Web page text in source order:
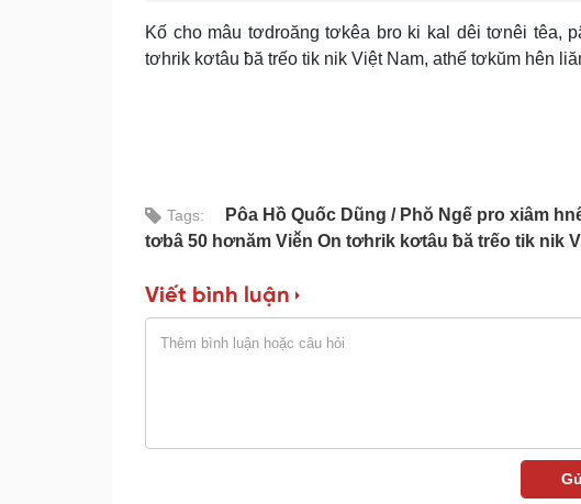
Kố cho mâu tơdroăng tơkêa bro ki kal dêi tơnêi têa,
tơhrik kơtâu ƀă trếo tik nik Việt Nam, athế tơkŭm hên
Tags: Pôa Hồ Quốc Dũng
Phŏ Ngế pro xiâm
tơbâ 50 hơnăm Viê̆n On tơhrik kơtâu ƀă trếo tik nik
Viết bình luận